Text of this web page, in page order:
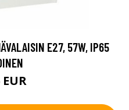
E27, 57W, IP65